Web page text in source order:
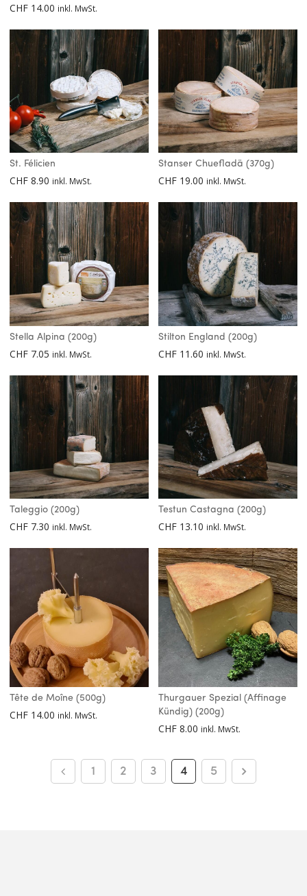
CHF 14.00 inkl. MwSt.
St. Félicien
CHF 8.90 inkl. MwSt.
Stanser Chuefladä (370g)
CHF 19.00 inkl. MwSt.
Stella Alpina (200g)
CHF 7.05 inkl. MwSt.
Stilton England (200g)
CHF 11.60 inkl. MwSt.
Taleggio (200g)
CHF 7.30 inkl. MwSt.
Testun Castagna (200g)
CHF 13.10 inkl. MwSt.
Tête de Moîne (500g)
CHF 14.00 inkl. MwSt.
Thurgauer Spezial (Affinage
Kündig) (200g)
CHF 8.00 inkl. MwSt.
1 2 3 4 5